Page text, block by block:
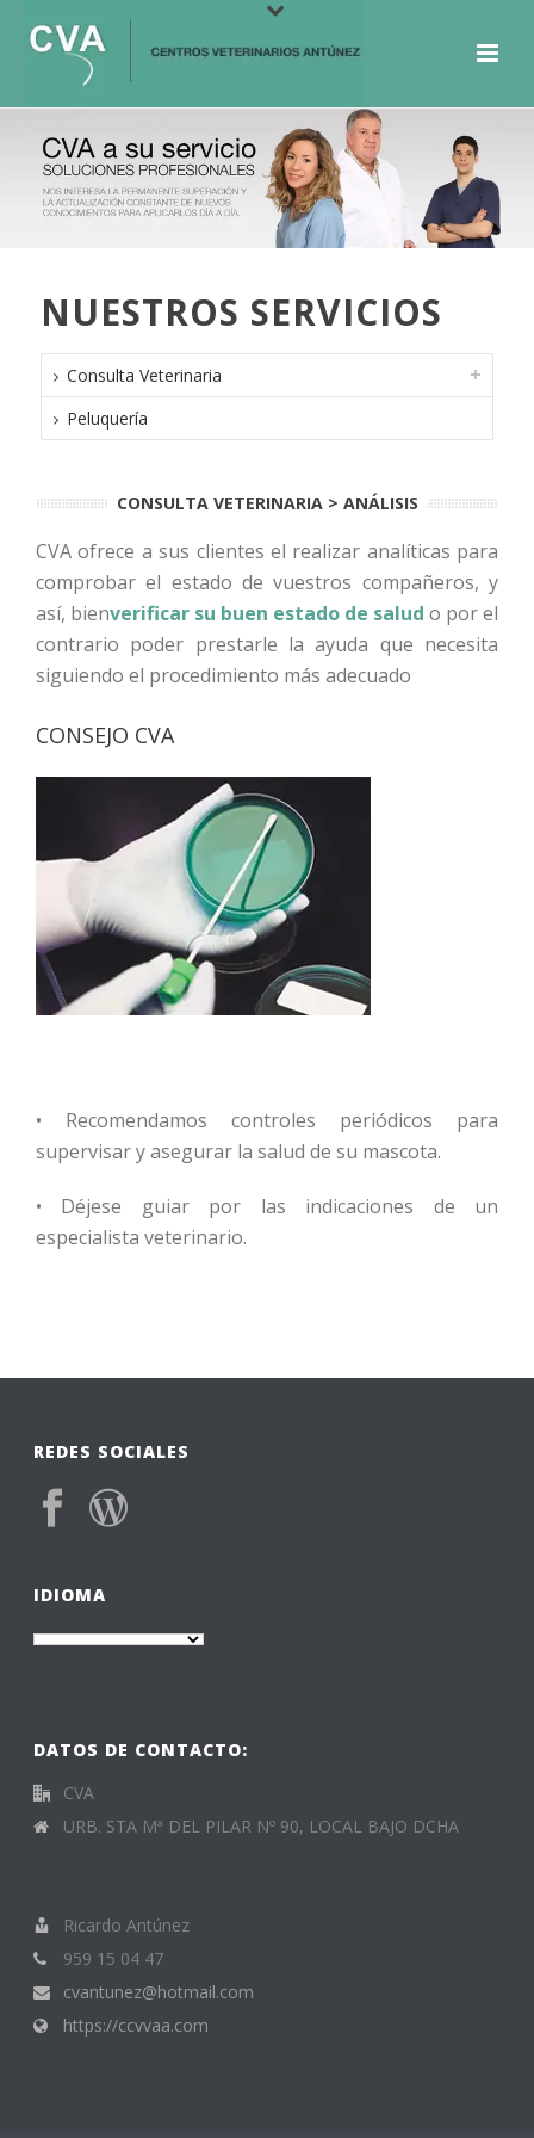
NUESTROS SERVICIOS
Consulta Veterinaria
Peluquería
CONSULTA VETERINARIA > ANÁLISIS
CVA ofrece a sus clientes el realizar analíticas para
comprobar el estado de vuestros compañeros, y
así, bienverificar su buen estado de salud o por el
contrario poder prestarle la ayuda que necesita
siguiendo el procedimiento más adecuado
CONSEJO CVA
• Recomendamos controles periódicos para
supervisar y asegurar la salud de su mascota.
• Déjese guiar por las indicaciones de un
especialista veterinario.
REDES SOCIALES
IDIOMA
DATOS DE CONTACTO:
CVA
URB. STA Mª DEL PILAR Nº 90, LOCAL BAJO DCHA
Ricardo Antúnez
959 15 04 47
cvantunez@hotmail.com
https://ccvvaa.com